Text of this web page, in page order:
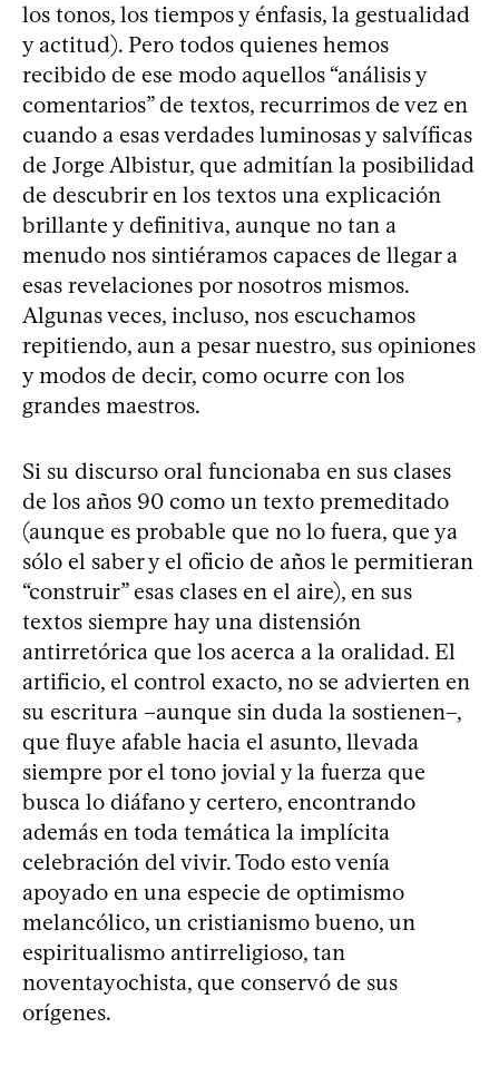
los tonos, los tiempos y énfasis, la gestualidad
y actitud). Pero todos quienes hemos
recibido de ese modo aquellos “análisis y
comentarios” de textos, recurrimos de vez en
cuando a esas verdades luminosas y salvíficas
de Jorge Albistur, que admitían la posibilidad
de descubrir en los textos una explicación
brillante y definitiva, aunque no tan a
menudo nos sintiéramos capaces de llegar a
esas revelaciones por nosotros mismos.
Algunas veces, incluso, nos escuchamos
repitiendo, aun a pesar nuestro, sus opiniones
y modos de decir, como ocurre con los
grandes maestros.
Si su discurso oral funcionaba en sus clases
de los años 90 como un texto premeditado
(aunque es probable que no lo fuera, que ya
sólo el saber y el oficio de años le permitieran
“construir” esas clases en el aire), en sus
textos siempre hay una distensión
antirretórica que los acerca a la oralidad. El
artificio, el control exacto, no se advierten en
su escritura –aunque sin duda la sostienen–,
que fluye afable hacia el asunto, llevada
siempre por el tono jovial y la fuerza que
busca lo diáfano y certero, encontrando
además en toda temática la implícita
celebración del vivir. Todo esto venía
apoyado en una especie de optimismo
melancólico, un cristianismo bueno, un
espiritualismo antirreligioso, tan
noventayochista, que conservó de sus
orígenes.